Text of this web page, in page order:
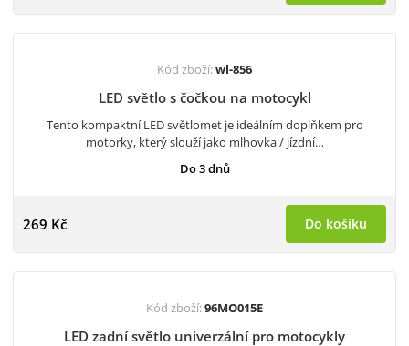
Kód zboží:wl-856
LED světlo s čočkou na motocykl
Tento kompaktní LED světlomet je ideálním doplňkem pro
motorky, který slouží jako mlhovka / jízdní…
Do 3 dnů
269 Kč Do košíku
Kód zboží:96MO015E
LED zadní světlo univerzální pro motocykly